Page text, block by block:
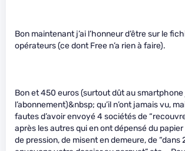
Bon maintenant j’ai l’honneur d’être sur le
opérateurs (ce dont Free n’a rien à faire).
Bon et 450 euros (surtout dût au
l’abonnement)&nbsp; qu’il n’ont jamais vu,
fautes d’avoir envoyé 4 sociétés de
après les autres qui en ont dépensé du
de pression, de misent en demeure, de “dans